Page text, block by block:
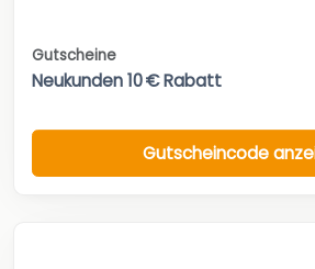
Gutscheine
Neukunden 10 € Rabatt
Gutscheincode